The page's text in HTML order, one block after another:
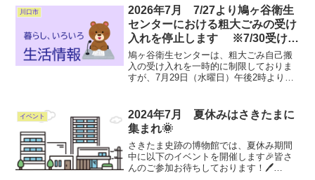
査についてのお問い合わせはこちらへ特
定健診コールセンタ...
川口市
2026年7月 7/27より鳩ヶ谷衛生
センターにおける粗大ごみの受け
入れを停止します ※7/30受け入
れの新規予約を再開済
鳩ヶ谷衛生センターは、粗大ごみ自己搬
入の受け入れを一時的に制限しておりま
すが、7月29日（水曜日）午後2時より新
ります。ご不便をおかけしますが、ご理
解のほどよろしく...
イベント
2024年7月 夏休みはさきたまに
集まれ🌞
さきたま史跡の博物館では、夏休み期間
中に以下のイベントを開催します🎉皆さ
んのご参加お待ちしております！🖊